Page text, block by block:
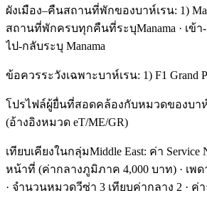
ผังเมือง–คืนสถานที่พักของบาห์เรน: 1)
สถานที่พักครบทุกคืนที่ระบุManama · เข้า
ไป-กลับระบุ Manama
ข้อควรระวังเฉพาะบาห์เรน: 1) F1 Grand
โปรไฟล์ผู้ยื่นที่สอดคล้องกับหมวดของบาห์เ
(อ้างอิงหมวด eT/ME/GR)
เทียบเคียงในกลุ่มMiddle East: ค่า
หน้าที่ (ค่ากลางภูมิภาค 4,000 บาท) · เพ
· จำนวนหมวดวีซ่า 3 เทียบค่ากลาง 2 ·